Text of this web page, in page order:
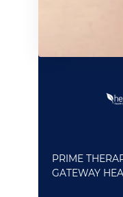
PRIME
GATEWAY